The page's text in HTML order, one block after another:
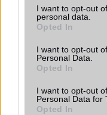
not limited to your visit
grant or deny consent
use your data for
consent section.
I want to opt-out
personal data.
Opted In
I want to opt-out
Personal Data.
Opted In
I want to opt-out
Personal Data for
Opted In
Terület
Funkciók
Brand
Védelem
Limited Edition